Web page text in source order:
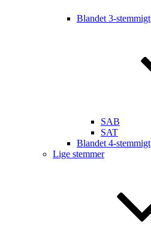
Blandet 3-stemmigt
SAB
SAT
Blandet 4-stemmigt
Lige stemmer